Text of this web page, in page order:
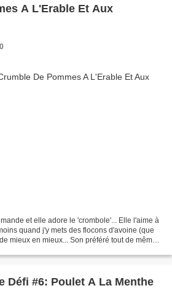
A L'Erable Et Aux
et elle adore le 'crombole'... Elle l'aime à
quand j'y mets des flocons d'avoine (que
mieux en mieux... Son préféré tout de même
Défi #6: Poulet A La Menthe